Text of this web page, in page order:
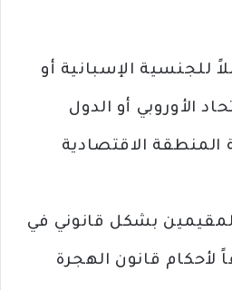
للجنسية الإسبانية أو
الأوروبي أو الدول
المنطقة الاقتصادية
بشكل قانوني في
لأحكام قانون الهجرة